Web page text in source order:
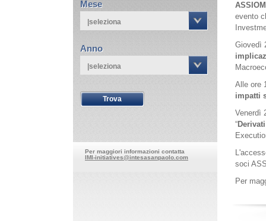
evento
Giovedì
Alle ore
impatti
Venerdì
“
soci
Per
Mese
|seleziona
Anno
|seleziona
Per maggiori informazioni contatta
IMI-initiatives@intesasanpaolo.com